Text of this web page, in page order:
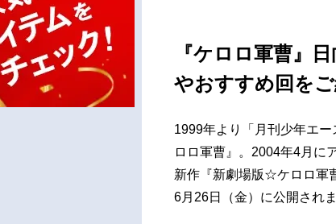
『ケロロ軍曹』
やおすすめ回をご
1999年より「月刊少年エ
ロロ軍曹』。2004年4月に
新作『新劇場版☆ケロロ軍
6月26日（金）に公開されま